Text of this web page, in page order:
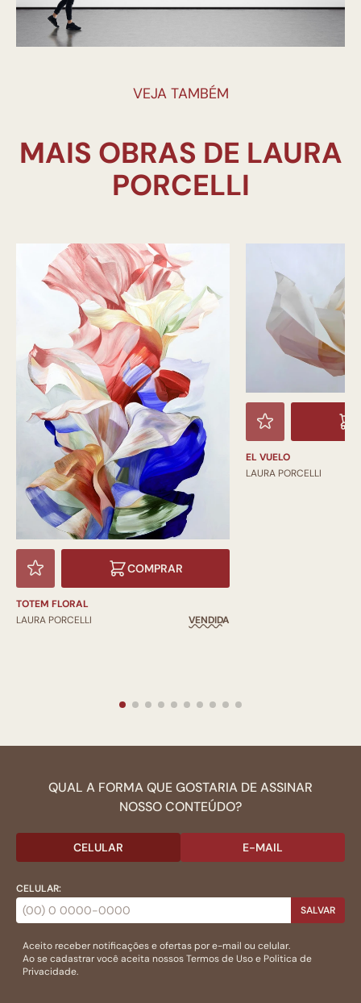
VEJA TAMBÉM
MAIS OBRAS DE LAURA
COMPRAR
TOTEM FLORAL
LAURA PORCELLI
VENDIDA
EL VUELO
LAURA PORCELLI
QUAL A FORMA QUE GOSTARIA DE ASSINAR
NOSSO CONTEÚDO?
CELULAR E-MAIL
CELULAR:
SALVAR
Aceito receber notificações e ofertas por e-mail ou celular.
Ao se cadastrar você aceita nossosTermos de Usoe Politica de
Privacidade.